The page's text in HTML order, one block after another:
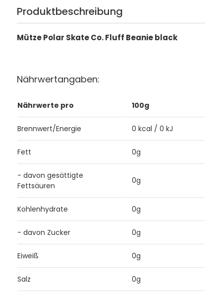
Produktbeschreibung
Mütze Polar Skate Co. Fluff Beanie black
Nährwertangaben:
Nährwerte pro 100g
Brennwert/Energie 0 kcal / 0 kJ
Fett 0g
- davon gesättigte
Fettsäuren
0g
Kohlenhydrate 0g
- davon Zucker 0g
Eiweiß 0g
Salz 0g